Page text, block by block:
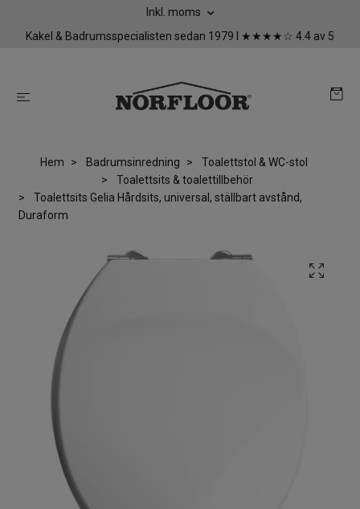
Inkl. moms
Kakel & Badrumsspecialisten sedan 1979 I ★★★★☆ 4.4 av 5
Hem Badrumsinredning
Toalettstol & WC-stol
Toalettsits & toalettillbehör
Toalettsits Gelia Hårdsits, universal, ställbart avstånd,
Duraform